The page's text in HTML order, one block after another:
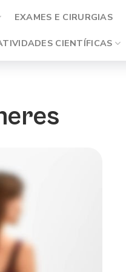
EXAMES E CIRURGIAS
CIENTÍFICAS